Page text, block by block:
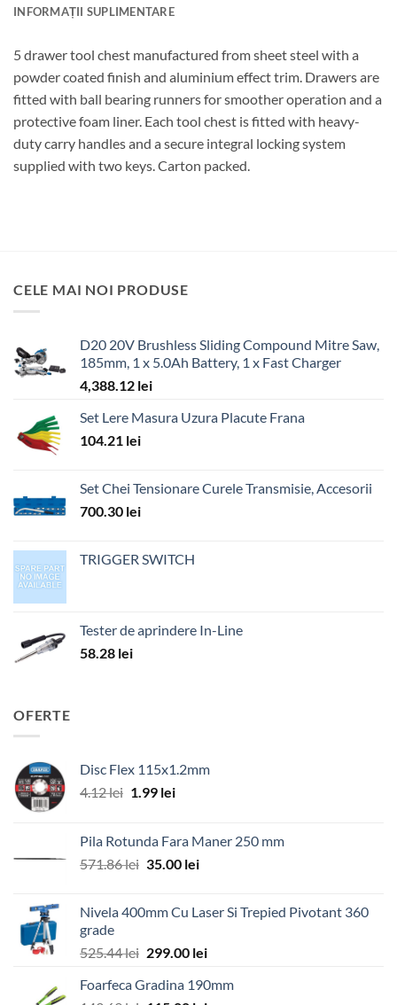
INFORMAȚII SUPLIMENTARE
5 drawer tool chest manufactured from sheet steel with a
powder coated finish and aluminium effect trim. Drawers are
fitted with ball bearing runners for smoother operation and a
protective foam liner. Each tool chest is fitted with heavy-
duty carry handles and a secure integral locking system
supplied with two keys. Carton packed.
CELE MAI NOI PRODUSE
D20 20V Brushless Sliding Compound Mitre Saw,
185mm, 1 x 5.0Ah Battery, 1 x Fast Charger
4,388.12 lei
Set Lere Masura Uzura Placute Frana
104.21 lei
Set Chei Tensionare Curele Transmisie, Accesorii
700.30 lei
TRIGGER SWITCH
Tester de aprindere In-Line
58.28 lei
OFERTE
Disc Flex 115x1.2mm
4.12lei Prețul
fost:
4.12 lei.
1.99 leiPrețul
1.99 lei.
Pila Rotunda Fara Maner 250 mm
571.86lei Prețul
fost:
35.00 leiPrețul
35.00 lei.
Nivela 400mm Cu Laser Si Trepied Pivotant 360
grade
525.44lei Prețul
a
299.00 leiPrețul
este:
Foarfeca Gradina 190mm